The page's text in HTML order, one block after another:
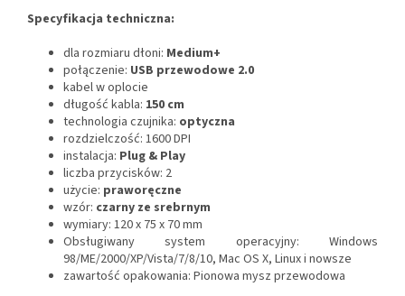
Specyfikacja techniczna:
dla rozmiaru dłoni: Medium+
połączenie: USB przewodowe 2.0
kabel w oplocie
długość kabla: 150 cm
technologia czujnika: optyczna
rozdzielczość: 1600 DPI
instalacja: Plug & Play
liczba przycisków: 2
użycie: praworęczne
wzór: czarny ze srebrnym
wymiary: 120 x 75 x 70 mm
Obsługiwany system operacyjny: Windows
98/ME/2000/XP/Vista/7/8/10, Mac OS X, Linux i nowsze
zawartość opakowania: Pionowa mysz przewodowa